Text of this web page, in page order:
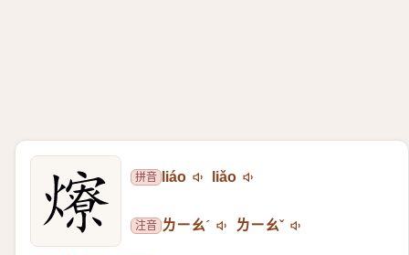
拼音 liáo liǎo
注音 ㄌㄧㄠˊ ㄌㄧㄠˇ